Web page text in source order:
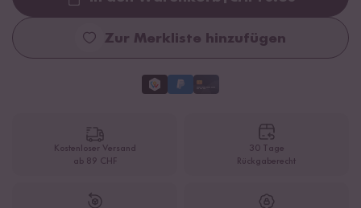
Loading...
Zur Merkliste hinzufügen
Kostenloser Versand
ab 89 CHF
30 Tage
Rückgaberecht